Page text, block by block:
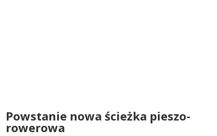
Powstanie nowa ścieżka pieszo-
rowerowa